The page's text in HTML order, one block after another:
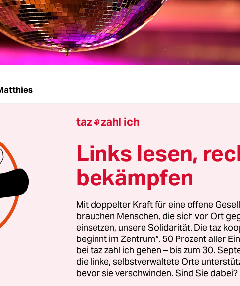
man nicht, um jeden noch so schmucklosen Raum
mit Nachtfiebergarantie zu verwandeln: Lampe,
Schere, Klebe und ein paar Handgriffe– fertig ist
viel schöner: der „Myriaden-Reflektor“. So
Louis B. ­Woeste seine Erfindung – im Jahr
den Raum in ein glänzendes Märchenland aus
und lebendigen Farben – ein Raum mit
Funken“, so bewarb man das Ding dann
Erfindung soll es Vorläufer gegeben haben,
Bereits 1859 sollendie Brüder Charlie und Logan
einen Lichteffekt in ihrer englischen Bar aufgehängt
taz zahl ich
Links lesen,
bekämpfen
Mit doppelter Kraft für eine offene
brauchen Menschen, die sich vor Ort
einsetzen, unsere Solidarität. Die taz
beginnt im Zentrum“. 50 Prozent aller
bei taz zahl ich gehen – bis zum 30.
die linke, selbstverwaltete Orte
bevor sie verschwinden. Sind Sie dabei?